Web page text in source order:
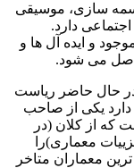
سازی، موسیقی
دارد.
و ایده آل ها و
می شود.
در حال حاضر ریاست
دارد یکی از صاحب
که از کلان (در
معماری)را
معماران متاخر